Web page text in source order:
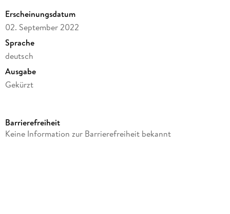
Erscheinungsdatum
02. September 2022
Sprache
deutsch
Ausgabe
Gekürzt
Laufzeit
Barrierefreiheit
Keine Information zur Barrierefreiheit bekannt